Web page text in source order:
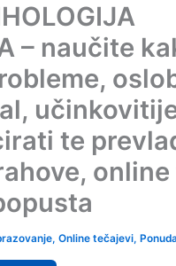
– naučite
te
,Online tečajevi,